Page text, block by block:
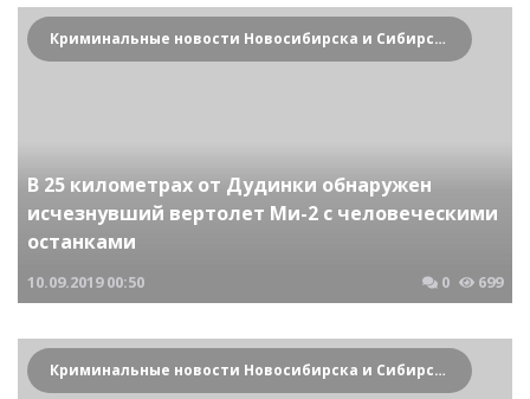
Криминальные новости Новосибирска и Сибирского региона
В 25 километрах от Дудинки обнаружен
исчезнувший вертолет Ми-2 с человеческими
останками
10.09.2019 00:50 0 699
Криминальные новости Новосибирска и Сибирского региона